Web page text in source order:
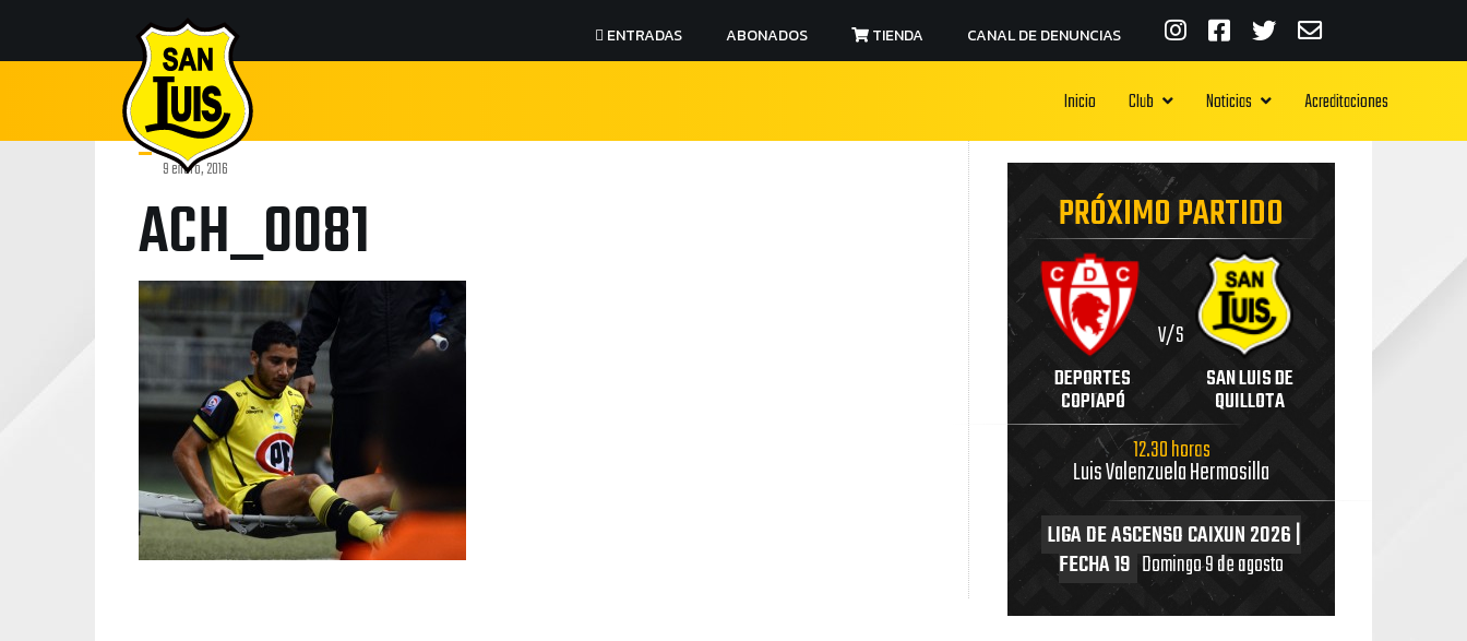
ENTRADAS ABONADOS TIENDA CANAL DE DENUNCIAS
Inicio Club Noticias Acreditaciones
9 enero, 2016
ACH_0081 PRÓXIMO PARTIDO
DEPORTES
COPIAPÓ
V/S
SAN LUIS DE
QUILLOTA
12.30 horas
Luis Valenzuela Hermosilla
LIGA DE ASCENSO CAIXUN 2026 |
FECHA 19 Domingo 9 de agosto